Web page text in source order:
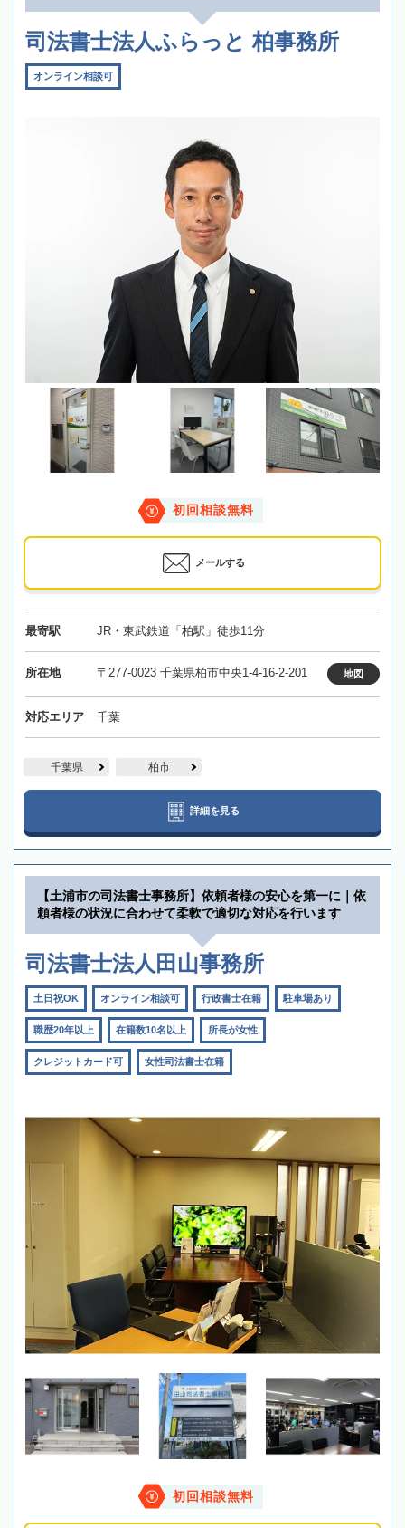
司法書士法人ふらっと 柏事務所
オンライン相談可
初回相談無料
メールする
最寄駅 JR・東武鉄道「柏駅」徒歩11分
所在地 〒277-0023 千葉県柏市中央1-4-16-2-201 地図
対応エリア 千葉
千葉県 柏市
詳細を見る
【土浦市の司法書士事務所】依頼者様の安心を第一に｜依
頼者様の状況に合わせて柔軟で適切な対応を行います
司法書士法人田山事務所
土日祝OK オンライン相談可 行政書士在籍 駐車場あり
職歴20年以上 在籍数10名以上 所長が女性
クレジットカード可 女性司法書士在籍
初回相談無料